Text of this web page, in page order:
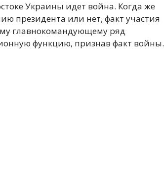
Украины идет война. Когда же
президента или нет, факт участия
главнокомандующему ряд
функцию, признав факт войны.